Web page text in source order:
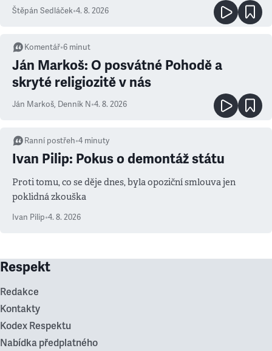
Štěpán Sedláček•4. 8. 2026
Komentář•6 minut
Ján Markoš: O posvátné Pohodě a
skryté religiozitě v nás
Ján Markoš, Denník N•4. 8. 2026
Ranní postřeh•4 minuty
Ivan Pilip: Pokus o demontáž státu
Proti tomu, co se děje dnes, byla opoziční smlouva jen
poklidná zkouška
Ivan Pilip•4. 8. 2026
Respekt
Redakce
Kontakty
Kodex Respektu
Nabídka předplatného